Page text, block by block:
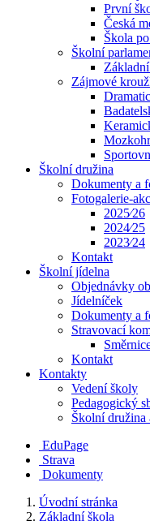
První
Česká
Škola
Školní
Zájmové
Školní družina
Dokumenty a
Fotogalerie-
2025⁄26
2024⁄25
2023⁄24
Kontakt
Školní jídelna
Objednávky
Jídelníček
Dokumenty a
Stravovací
Kontakt
Kontakty
Vedení školy
Pedagogický
Školní družina
EduPage
Strava
Dokumenty
Úvodní stránka
Základní škola